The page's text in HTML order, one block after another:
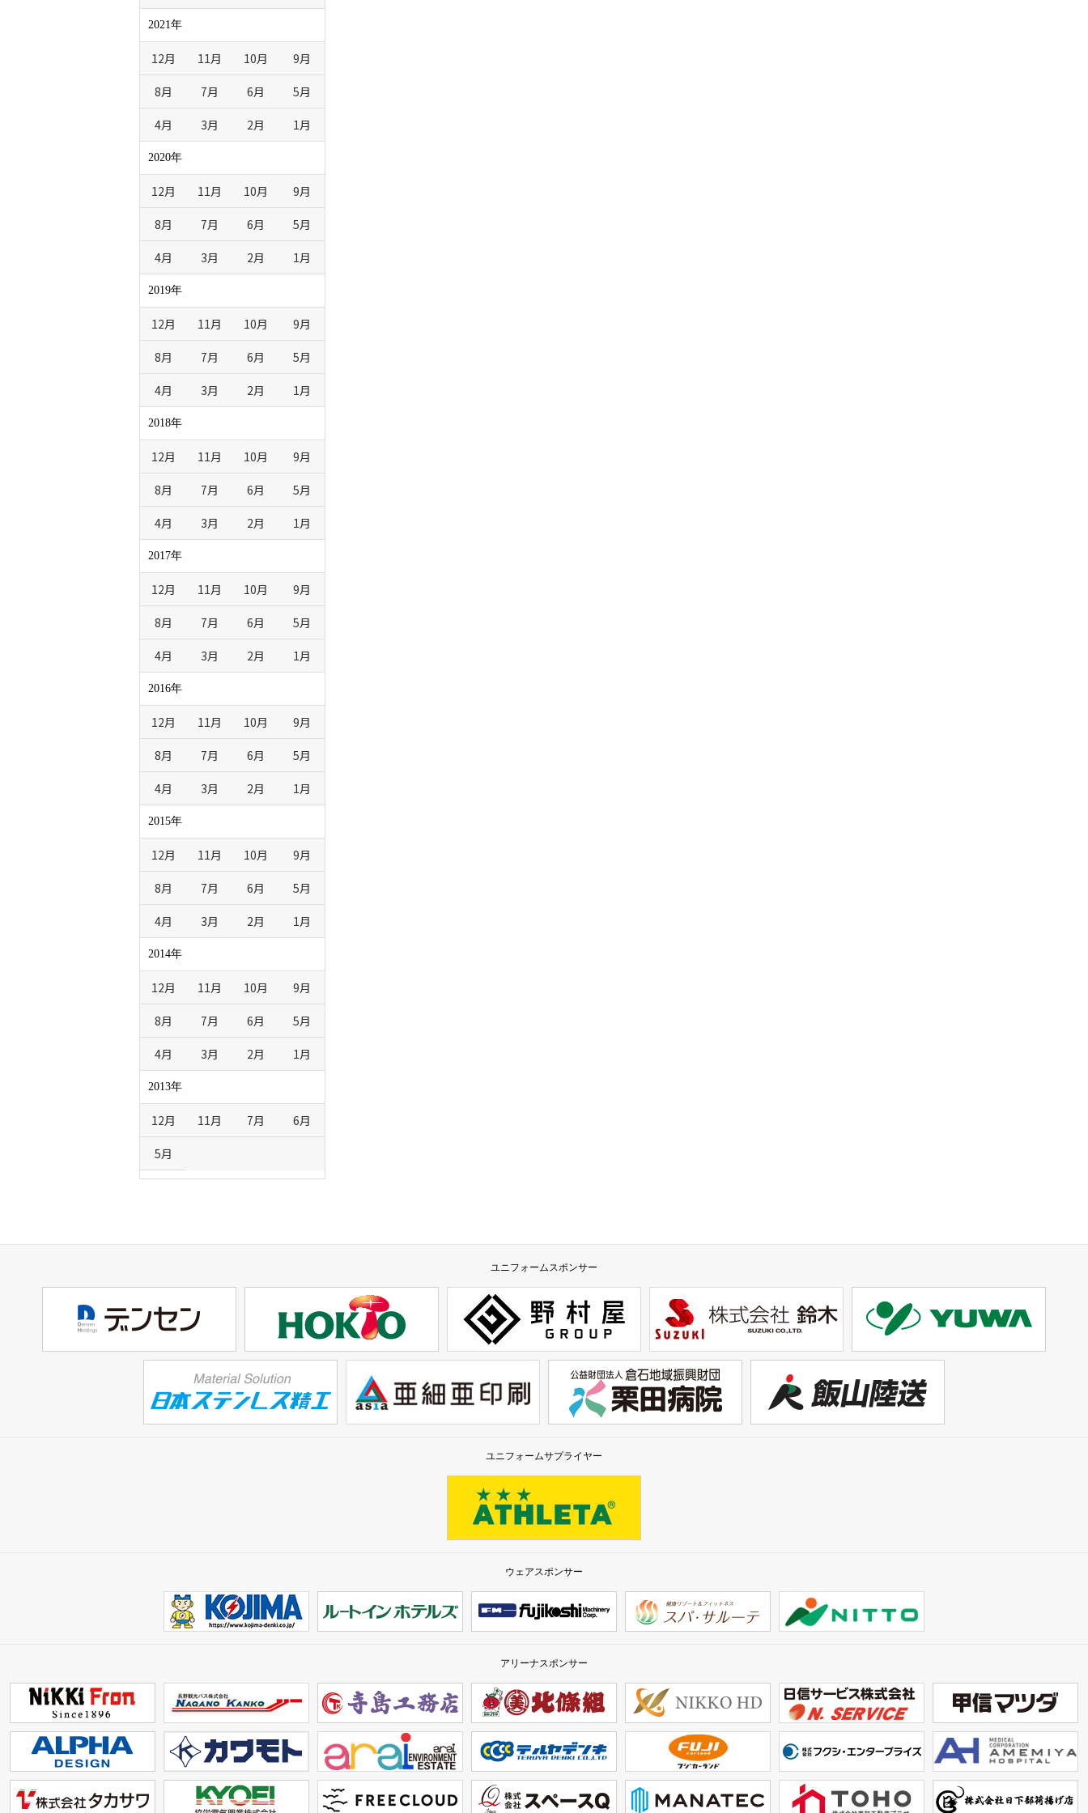
2021年
12月 11月 10月 9月
8月 7月 6月 5月
4月 3月 2月 1月
2020年
12月 11月 10月 9月
8月 7月 6月 5月
4月 3月 2月 1月
2019年
12月 11月 10月 9月
8月 7月 6月 5月
4月 3月 2月 1月
2018年
12月 11月 10月 9月
8月 7月 6月 5月
4月 3月 2月 1月
2017年
12月 11月 10月 9月
8月 7月 6月 5月
4月 3月 2月 1月
2016年
12月 11月 10月 9月
8月 7月 6月 5月
4月 3月 2月 1月
2015年
12月 11月 10月 9月
8月 7月 6月 5月
4月 3月 2月 1月
2014年
12月 11月 10月 9月
8月 7月 6月 5月
4月 3月 2月 1月
2013年
12月 11月 7月 6月
5月
ユニフォームスポンサー
ユニフォームサプライヤー
ウェアスポンサー
アリーナスポンサー